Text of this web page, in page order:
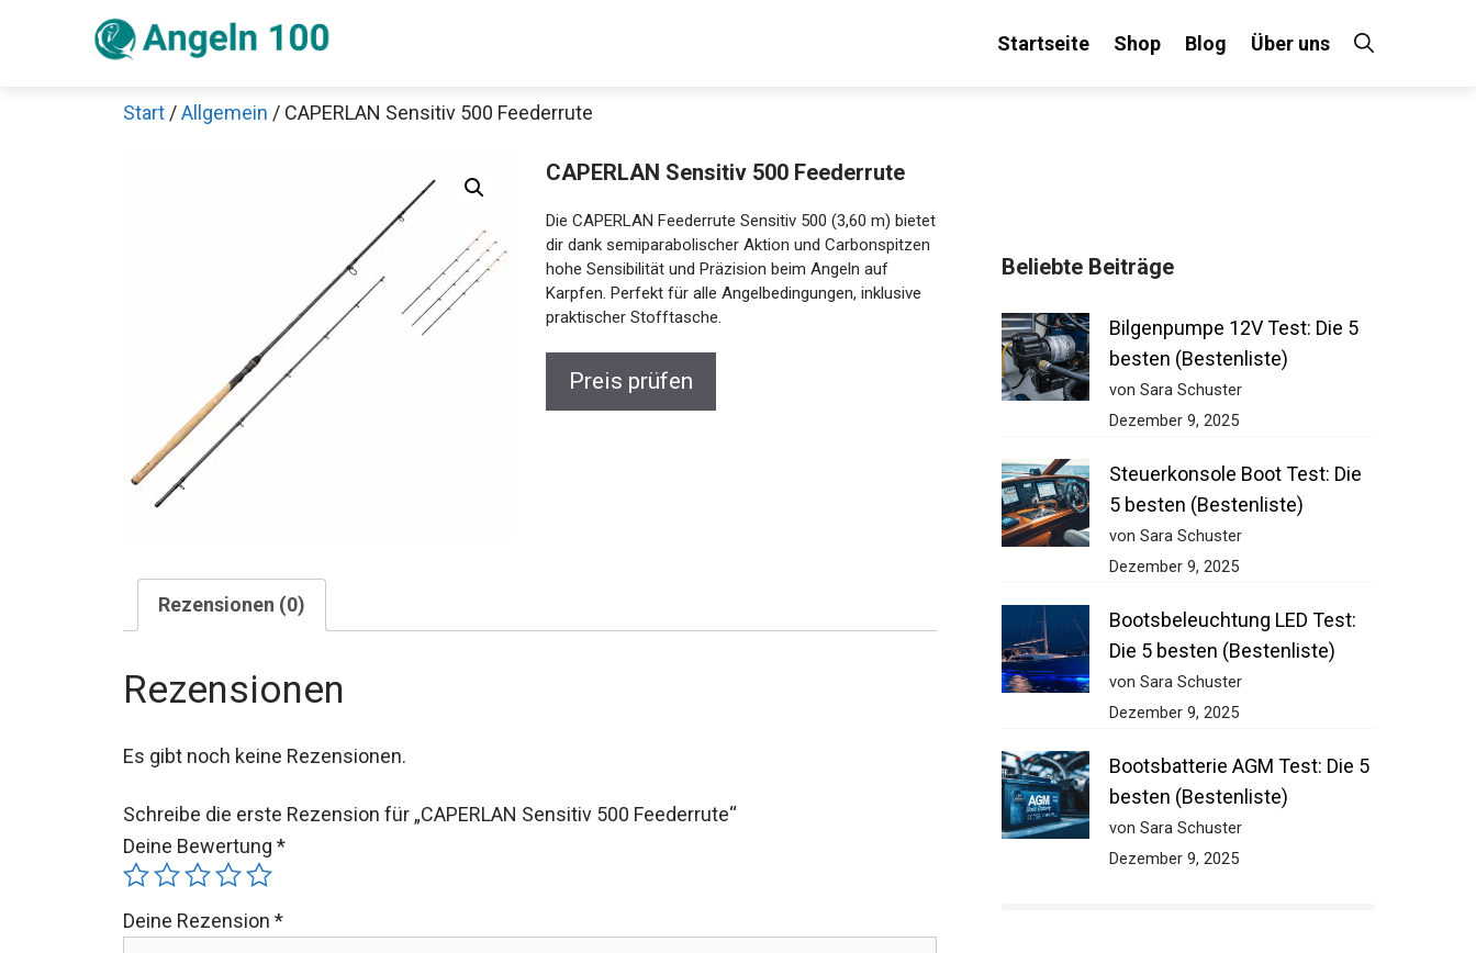
Startseite Shop Blog Über uns
Start /Allgemein / CAPERLAN Sensitiv 500 Feederrute
CAPERLAN Sensitiv 500 Feederrute
Die CAPERLAN Feederrute Sensitiv 500 (3,60 m) bietet
dir dank semiparabolischer Aktion und Carbonspitzen
hohe Sensibilität und Präzision beim Angeln auf
Karpfen. Perfekt für alle Angelbedingungen, inklusive
praktischer Stofftasche.
Preis prüfen
Rezensionen (0)
Rezensionen
Es gibt noch keine Rezensionen.
Schreibe die erste Rezension für „CAPERLAN Sensitiv 500 Feederrute“
Deine Bewertung *
Deine Rezension *
Beliebte Beiträge
Bilgenpumpe 12V Test: Die 5
besten (Bestenliste)
von Sara Schuster
Dezember 9, 2025
Steuerkonsole Boot Test: Die
5 besten (Bestenliste)
von Sara Schuster
Dezember 9, 2025
Bootsbeleuchtung LED Test:
Die 5 besten (Bestenliste)
von Sara Schuster
Dezember 9, 2025
Bootsbatterie AGM Test: Die 5
besten (Bestenliste)
von Sara Schuster
Dezember 9, 2025